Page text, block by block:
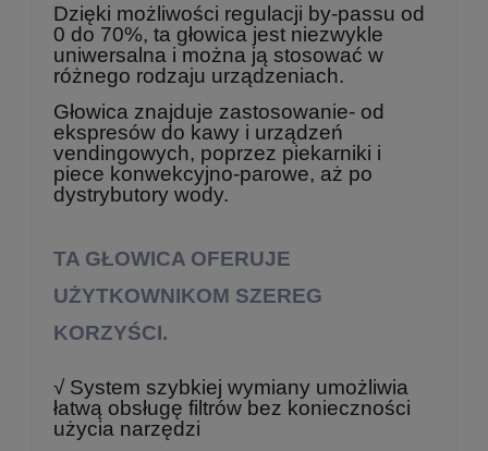
Dzięki możliwości regulacji by-passu od
0 do 70%, ta głowica jest niezwykle
uniwersalna i można ją stosować w
różnego rodzaju urządzeniach.
Głowica znajduje zastosowanie- od
ekspresów do kawy i urządzeń
vendingowych, poprzez piekarniki i
piece konwekcyjno-parowe, aż po
dystrybutory wody.
TA GŁOWICA OFERUJE
UŻYTKOWNIKOM SZEREG
KORZYŚCI.
√ System szybkiej wymiany umożliwia
łatwą obsługę filtrów bez konieczności
użycia narzędzi